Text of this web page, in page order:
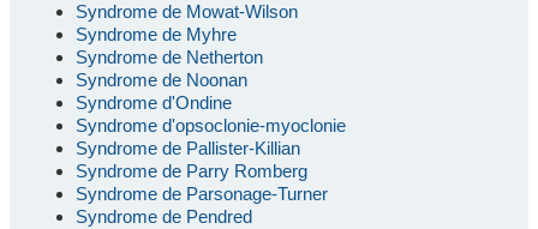
Syndrome de Mowat-Wilson
Syndrome de Myhre
Syndrome de Netherton
Syndrome de Noonan
Syndrome d'Ondine
Syndrome d'opsoclonie-myoclonie
Syndrome de Pallister-Killian
Syndrome de Parry Romberg
Syndrome de Parsonage-Turner
Syndrome de Pendred